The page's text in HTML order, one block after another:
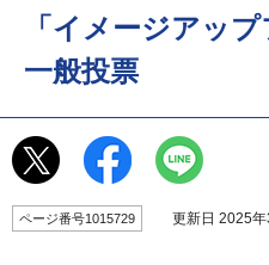
「イメージアッ
一般投票
ページ番号1015729 更新日 2025年